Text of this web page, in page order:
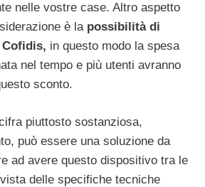
nelle vostre case. Altro aspetto
è lapossibilità di
Cofidis, in questo modo la spesa
nel tempo e più utenti avranno
sconto.
piuttosto sostanziosa,
può essere una soluzione da
ad avere questo dispositivo tra le
delle specifiche tecniche